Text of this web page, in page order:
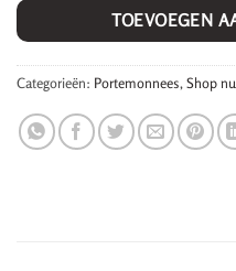
TOEVOEGEN
Categorieën: Portemonnees, Shop